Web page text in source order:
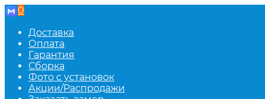
0
Доставка
Оплата
Гарантия
Сборка
Фото с установок
Акции/Распродажи